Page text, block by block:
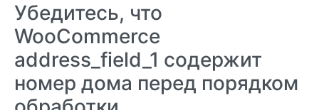
Убедитесь, что
WooCommerce
address_field_1 содержит
номер дома перед порядком